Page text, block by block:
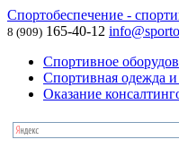
Спортобеспечение -
8 (909) 165-40-12
Спортивное
Спортивная одежда
Оказание